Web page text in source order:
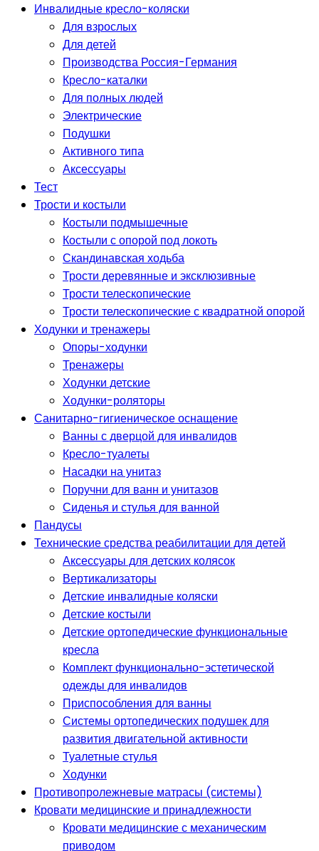
Инвалидные кресло-коляски
Для взрослых
Для детей
Производства Россия-Германия
Кресло-каталки
Для полных людей
Электрические
Подушки
Активного типа
Аксессуары
Тест
Трости и костыли
Костыли подмышечные
Костыли с опорой под локоть
Скандинавская ходьба
Трости деревянные и эксклюзивные
Трости телескопические
Трости телескопические с квадратной опорой
Ходунки и тренажеры
Опоры-ходунки
Тренажеры
Ходунки детские
Ходунки-роляторы
Санитарно-гигиеническое оснащение
Ванны с дверцой для инвалидов
Кресло-туалеты
Насадки на унитаз
Поручни для ванн и унитазов
Сиденья и стулья для ванной
Пандусы
Технические средства реабилитации для детей
Аксессуары для детских колясок
Вертикализаторы
Детские инвалидные коляски
Детские костыли
Детские ортопедические функциональные
кресла
Комплект функционально-эстетической
одежды для инвалидов
Приспособления для ванны
Системы ортопедических подушек для
развития двигательной активности
Туалетные стулья
Ходунки
Противопролежневые матрасы (системы)
Кровати медицинские и принадлежности
Кровати медицинские с механическим
приводом